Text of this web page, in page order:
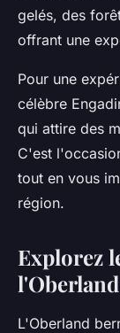
gelés, des
offrant une
Pour une
célèbre
qui attire des
C'est
tout en vous
région.
Explorez
L'Oberland